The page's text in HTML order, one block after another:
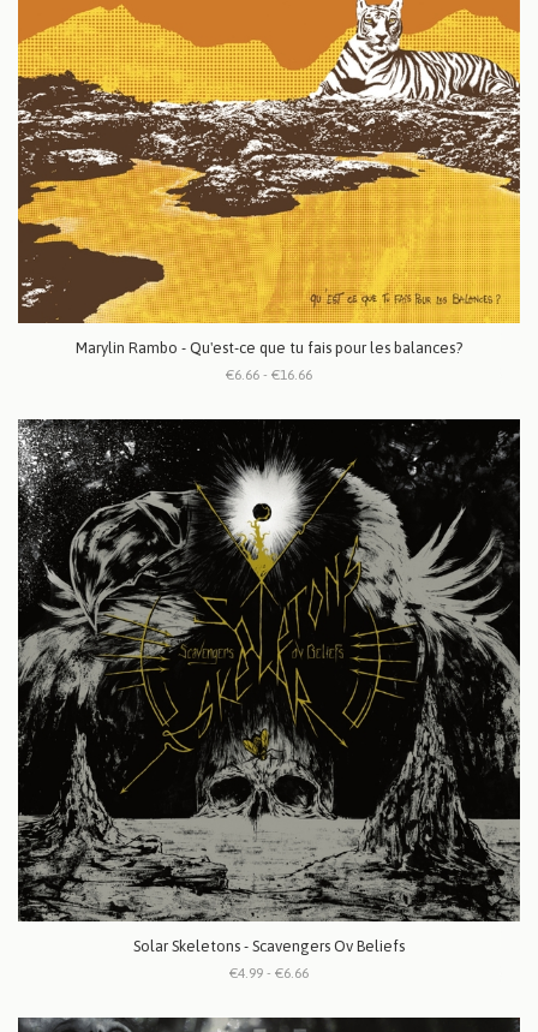
Marylin Rambo - Qu'est-ce que tu fais pour les balances?
€6.66 - €16.66
Solar Skeletons - Scavengers Ov Beliefs
€4.99 - €6.66